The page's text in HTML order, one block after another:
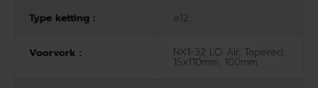
Type ketting : e12
Voorvork : NX1-32 LO Air, Tapered,
15x110mm, 100mm